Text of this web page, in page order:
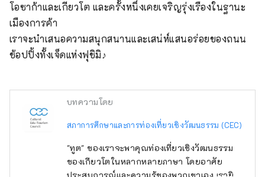
โอซาก้าและเกียวโต และครั้งหนึ่งเคยเจริญรุ่งเรืองในฐานะ
เมืองการค้า
เราจะนำเสนอความสนุกสนานและเสน่ห์แสนอร่อยของถนน
ช้อปปิ้งทั้งเจ็ดแห่งฟุชิมิ♪
บทความโดย
สภาการศึกษาและการท่องเที่ยวเชิงวัฒนธรรม (CEC)
"ทูต" ของเราจะพาคุณท่องเที่ยวเชิงวัฒนธรรม
ของเกียวโตในหลากหลายภาษา โดยอาศัย